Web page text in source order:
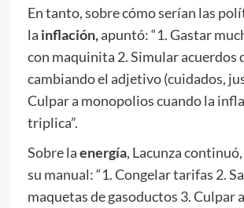
En tanto, sobre cómo serían las
la inflación,apuntó: “1. Gastar
con maquinita 2. Simular acuerdos
cambiando el adjetivo (cuidados,
Culpar a monopolios cuando la
triplica”.
Sobre laenergía, Lacunza
su manual: “1. Congelar tarifas 2.
maquetas de gasoductos 3. Culpar